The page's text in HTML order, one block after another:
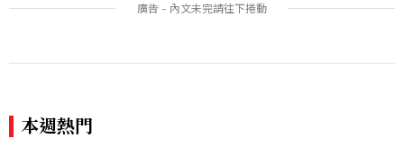
u髮箍未開賣先爆紅！
價半天，最後卻買最貴的
本週熱門